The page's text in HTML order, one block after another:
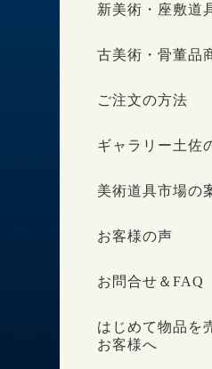
新美術・座敷道
古美術・骨董品
ご注文の方法
ギャラリー土佐
美術道具市場の
お客様の声
お問合せ＆FAQ
はじめて物品を
お客様へ